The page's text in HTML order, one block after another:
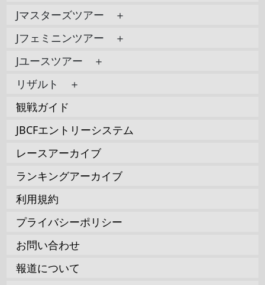
Jマスターズツアー ＋
Jフェミニンツアー ＋
Jユースツアー ＋
リザルト ＋
観戦ガイド
JBCFエントリーシステム
レースアーカイブ
ランキングアーカイブ
利用規約
プライバシーポリシー
お問い合わせ
報道について